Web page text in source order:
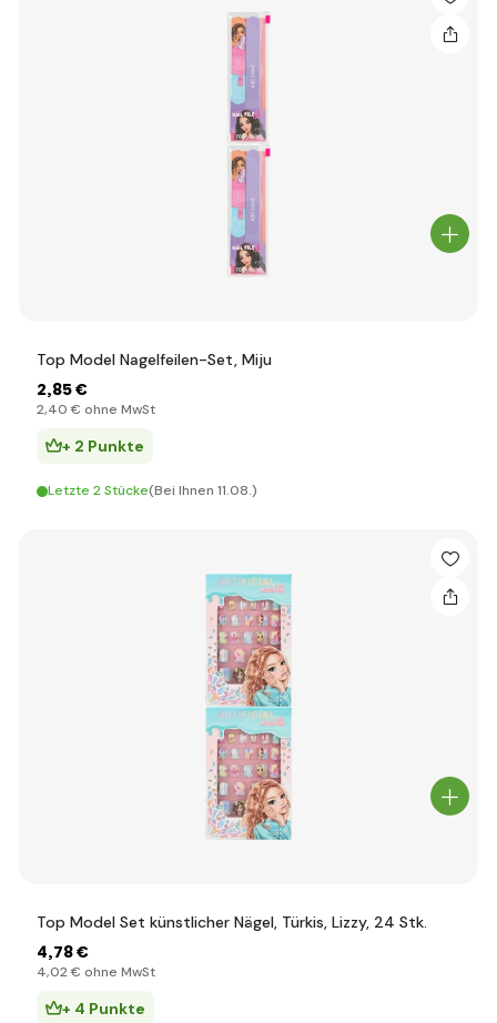
Top Model Nagelfeilen-Set, Miju
2,85 €
2,40 € ohne MwSt
+ 2 Punkte
Letzte 2 Stücke(Bei Ihnen 11.08.)
Top Model Set künstlicher Nägel, Türkis, Lizzy, 24 Stk.
4,78 €
4,02 € ohne MwSt
+ 4 Punkte